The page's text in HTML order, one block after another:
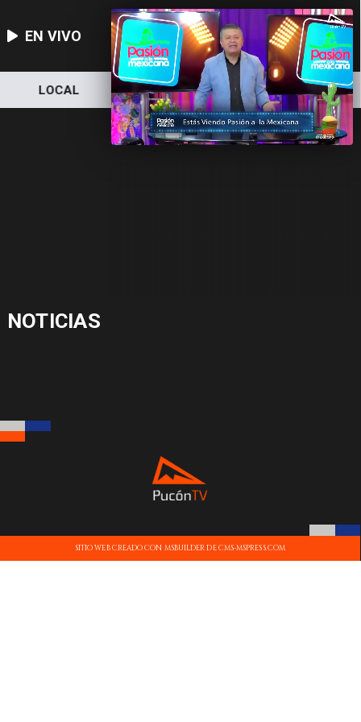
EN VIVO
LOCAL NACIONAL DEPORTES
NOTICIAS
SITIO WEB CREADO CON MSBUILDER DE CMS-MSPRESS.COM